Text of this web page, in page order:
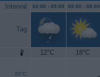
Interval 02:00 - 05:00 05:00 - 08:00
Tag
12°C 18°C
20°C
25°C